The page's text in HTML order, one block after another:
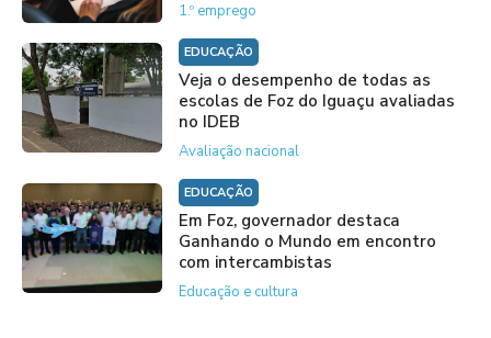
1.º emprego
EDUCAÇÃO
Veja o desempenho de todas as
escolas de Foz do Iguaçu avaliadas
no IDEB
Avaliação nacional
EDUCAÇÃO
Em Foz, governador destaca
Ganhando o Mundo em encontro
com intercambistas
Educação e cultura